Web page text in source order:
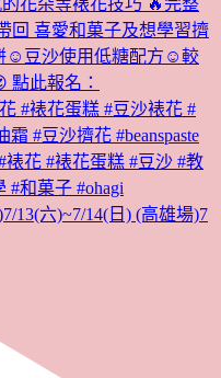
13(六)~7/14(日) (高雄場)7